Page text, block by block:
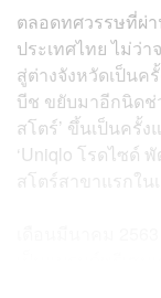
ตลอดทศวรรษที่ผ่
ประเทศไทย ไม่ว่
สู่ต่างจังหวัดเป็นค
บีช ขยับมาอีกนิดช่
สโตร์’ ขึ้นเป็นครั้
‘Uniqlo โรดไซด์
สโตร์สาขาแรกใ
มี 54 สาขาทั่วปร